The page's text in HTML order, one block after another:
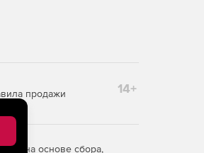
продажи 14+
на основе сбора,